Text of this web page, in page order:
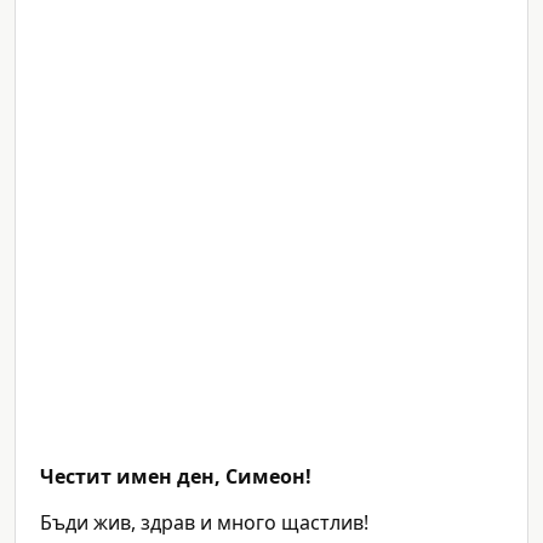
Честит имен ден, Симеон!
Бъди жив, здрав и много щастлив!